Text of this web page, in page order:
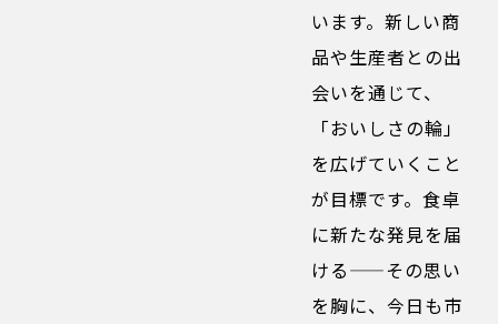
います。新しい商
品や生産者との出
会いを通じて、
「おいしさの輪」
を広げていくこと
が目標です。食卓
に新たな発見を届
ける——その思い
を胸に、今日も市